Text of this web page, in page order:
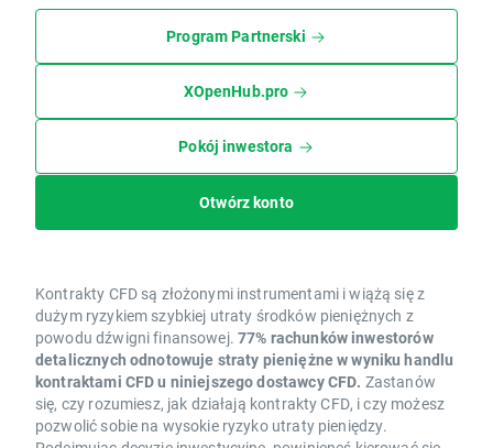
Program Partnerski
XOpenHub.pro
Pokój inwestora
Otwórz konto
Kontrakty CFD są złożonymi instrumentami i wiążą się z
dużym ryzykiem szybkiej utraty środków pieniężnych z
powodu dźwigni finansowej. 77% rachunków inwestorów
detalicznych odnotowuje straty pieniężne w wyniku handlu
kontraktami CFD u niniejszego dostawcy CFD. Zastanów
się, czy rozumiesz, jak działają kontrakty CFD, i czy możesz
pozwolić sobie na wysokie ryzyko utraty pieniędzy.